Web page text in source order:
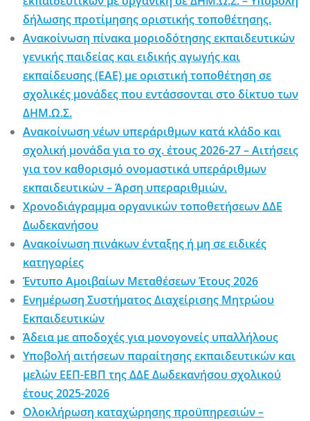
δήλωσης προτίμησης οριστικής τοποθέτησης.
Ανακοίνωση πίνακα μοριοδότησης εκπαιδευτικών
γενικής παιδείας και ειδικής αγωγής και
εκπαίδευσης (ΕΑΕ) με οριστική τοποθέτηση σε
σχολικές μονάδες που εντάσσονται στο δίκτυο των
ΔΗΜ.Ω.Σ.
Ανακοίνωση νέων υπεράριθμων κατά κλάδο και
σχολική μονάδα για το σχ. έτους 2026-27 – Αιτήσεις
για τον καθορισμό ονομαστικά υπεράριθμων
εκπαιδευτικών – Άρση υπεραριθμιών.
Χρονοδιάγραμμα οργανικών τοποθετήσεων ΔΔΕ
Δωδεκανήσου
Ανακοίνωση πινάκων ένταξης ή μη σε ειδικές
κατηγορίες
Έντυπο Αμοιβαίων Μεταθέσεων Έτους 2026
Ενημέρωση Συστήματος Διαχείρισης Μητρώου
Εκπαιδευτικών
Άδεια με αποδοχές για μονογονείς υπαλλήλους
Υποβολή αιτήσεων παραίτησης εκπαιδευτικών και
μελών ΕΕΠ-ΕΒΠ της ΔΔΕ Δωδεκανήσου σχολικού
έτους 2025-2026
Ολοκλήρωση καταχώρησης προϋπηρεσιών –